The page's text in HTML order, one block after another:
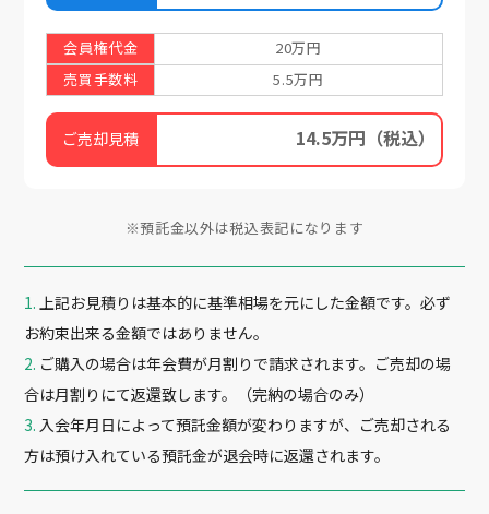
会員権代金
売買手数料
20万円
5.5万円
ご売却見積 14.5万円 （税込）
※預託金以外は税込表記になります
上記お見積りは基本的に基準相場を元にした金額です。必ず
お約束出来る金額ではありません。
ご購入の場合は年会費が月割りで請求されます。ご売却の場
合は月割りにて返還致します。（完納の場合のみ）
入会年月日によって預託金額が変わりますが、ご売却される
方は預け入れている預託金が退会時に返還されます。